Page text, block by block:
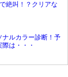
絶叫！？クリアな
ナルカラー診断！予
は・・・